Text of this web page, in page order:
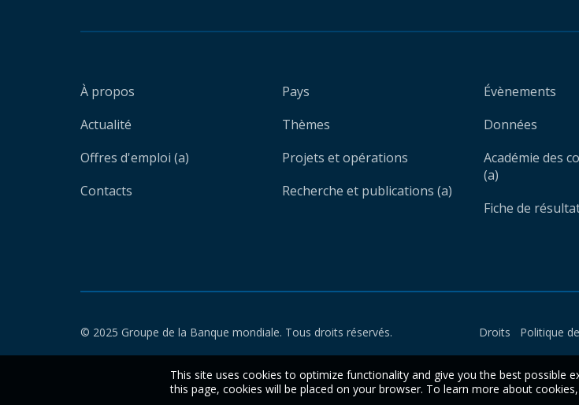
À propos
Actualité
Offres d'emploi (a)
Contacts
Pays
Thèmes
Projets et opérations
Recherche et publications (a)
Évènements
Données
Académie des
(a)
Fiche de
© 2025 Groupe de la Banque mondiale. Tous droits réservés. Droits Politique
This site uses cookies to optimize functionality and give you the best possible
this page, cookies will be placed on your browser. To learn more about cookies,